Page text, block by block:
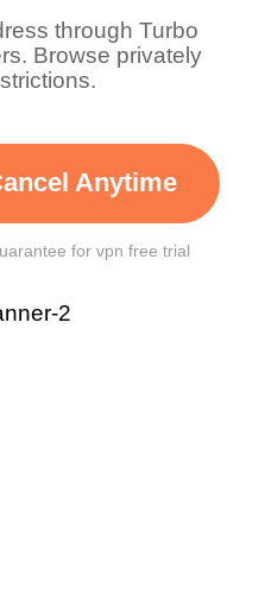
through Turbo
Browse privately
Anytime
for vpn free trial